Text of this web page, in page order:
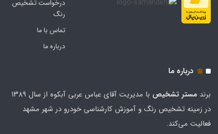
درخواست تشخیص
رنگ
تماس با ما
درباره ما
درباره ما
برند مستر تشخيص
با مدیریت آقای عباس عربی آبکوه از سال ۱۳۸۹
در زمینه تشخیص رنگ و آموزش کارشناسی خودرو در شهر مشهد
فعالیت می‌کند.